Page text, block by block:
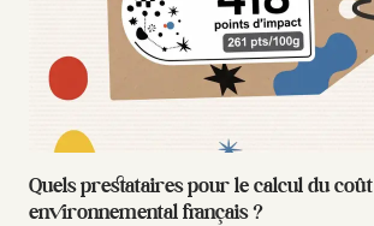
Quels prestataires pour le calcul du coût
environnemental français ?